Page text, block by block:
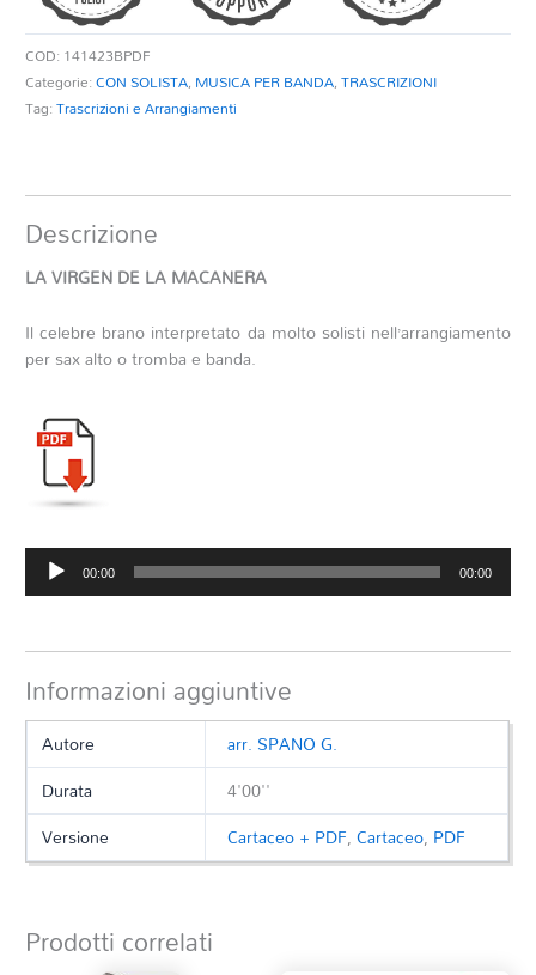
COD: 141423BPDF
Categorie:CON SOLISTA, MUSICA PER BANDA,TRASCRIZIONI
Tag:Trascrizioni e Arrangiamenti
Descrizione
LA VIRGEN DE LA MACANERA
Il celebre brano interpretato da molto solisti nell’arrangiamento
per sax alto o tromba e banda.
Audio
Player
00:00 00:00
Informazioni aggiuntive
Autore
arr. SPANO G.
Durata
4'00''
Versione
Cartaceo + PDF,Cartaceo, PDF
Prodotti correlati